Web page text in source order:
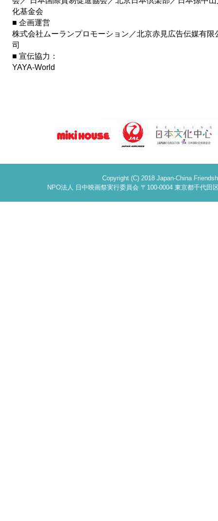
化基金会
■ 企画運営
株式会社ムーランプロモーション／北京赤見広告伝媒有限
司
■ 宣伝協力：
YAYA-World
Copyright (C) 2018 Japan-China
NPO法人 日中映画祭実行委員会 〒100-0004 東京都千代